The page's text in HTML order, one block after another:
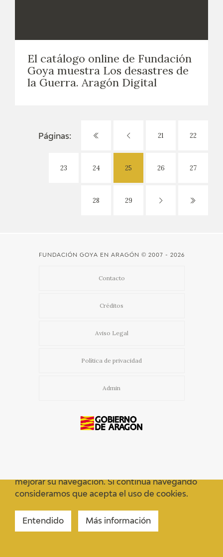
El catálogo online de Fundación
Goya muestra Los desastres de
la Guerra. Aragón Digital
Páginas: 21 22
23 24 25 26 27
28 29
FUNDACIÓN GOYA EN ARAGÓN © 2007 - 2026
Contacto
Créditos
Aviso Legal
Política de privacidad
Admin
mejorar su navegación. Si continua navegando
consideramos que acepta el uso de cookies.
Entendido Más información